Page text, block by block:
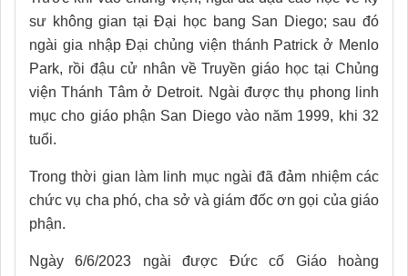
sư không gian tại Đại học bang San Diego; sau đó
ngài gia nhập Đại chủng viện thánh Patrick ở Menlo
Park, rồi đậu cử nhân về Truyền giáo học tại Chủng
viện Thánh Tâm ở Detroit. Ngài được thụ phong linh
mục cho giáo phận San Diego vào năm 1999, khi 32
tuổi.
Trong thời gian làm linh mục ngài đã đảm nhiệm các
chức vụ cha phó, cha sở và giám đốc ơn gọi của giáo
phận.
Ngày 6/6/2023 ngài được Đức cố Giáo hoàng